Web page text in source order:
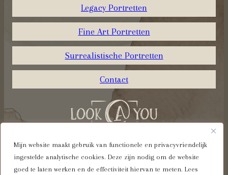
Mijn website maakt gebruik van functionele en privacyvriendelijk
ingestelde analytische cookies. Deze zijn nodig om de website
goed te laten werken en de effectiviteit hiervan te meten. Lees
Legacy Portretten
Fine Art Portretten
Surrealistische Portretten
Contact
Algemene voorwaarden